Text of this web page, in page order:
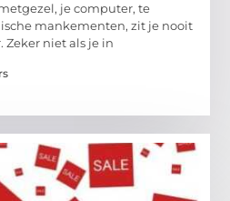
je computer, te
mankementen, zit je nooit
Zeker niet als je in